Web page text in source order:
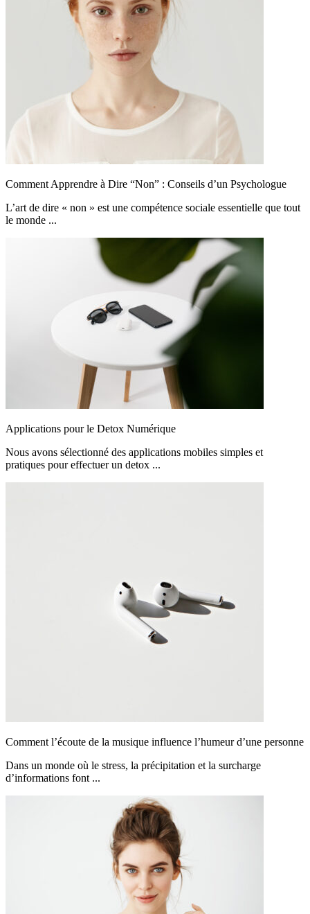
Comment Apprendre à Dire “Non” : Conseils d’un Psychologue
L’art de dire « non » est une compétence sociale essentielle que tout
le monde ...
Applications pour le Detox Numérique
Nous avons sélectionné des applications mobiles simples et
pratiques pour effectuer un detox ...
Comment l’écoute de la musique influence l’humeur d’une personne
Dans un monde où le stress, la précipitation et la surcharge
d’informations font ...